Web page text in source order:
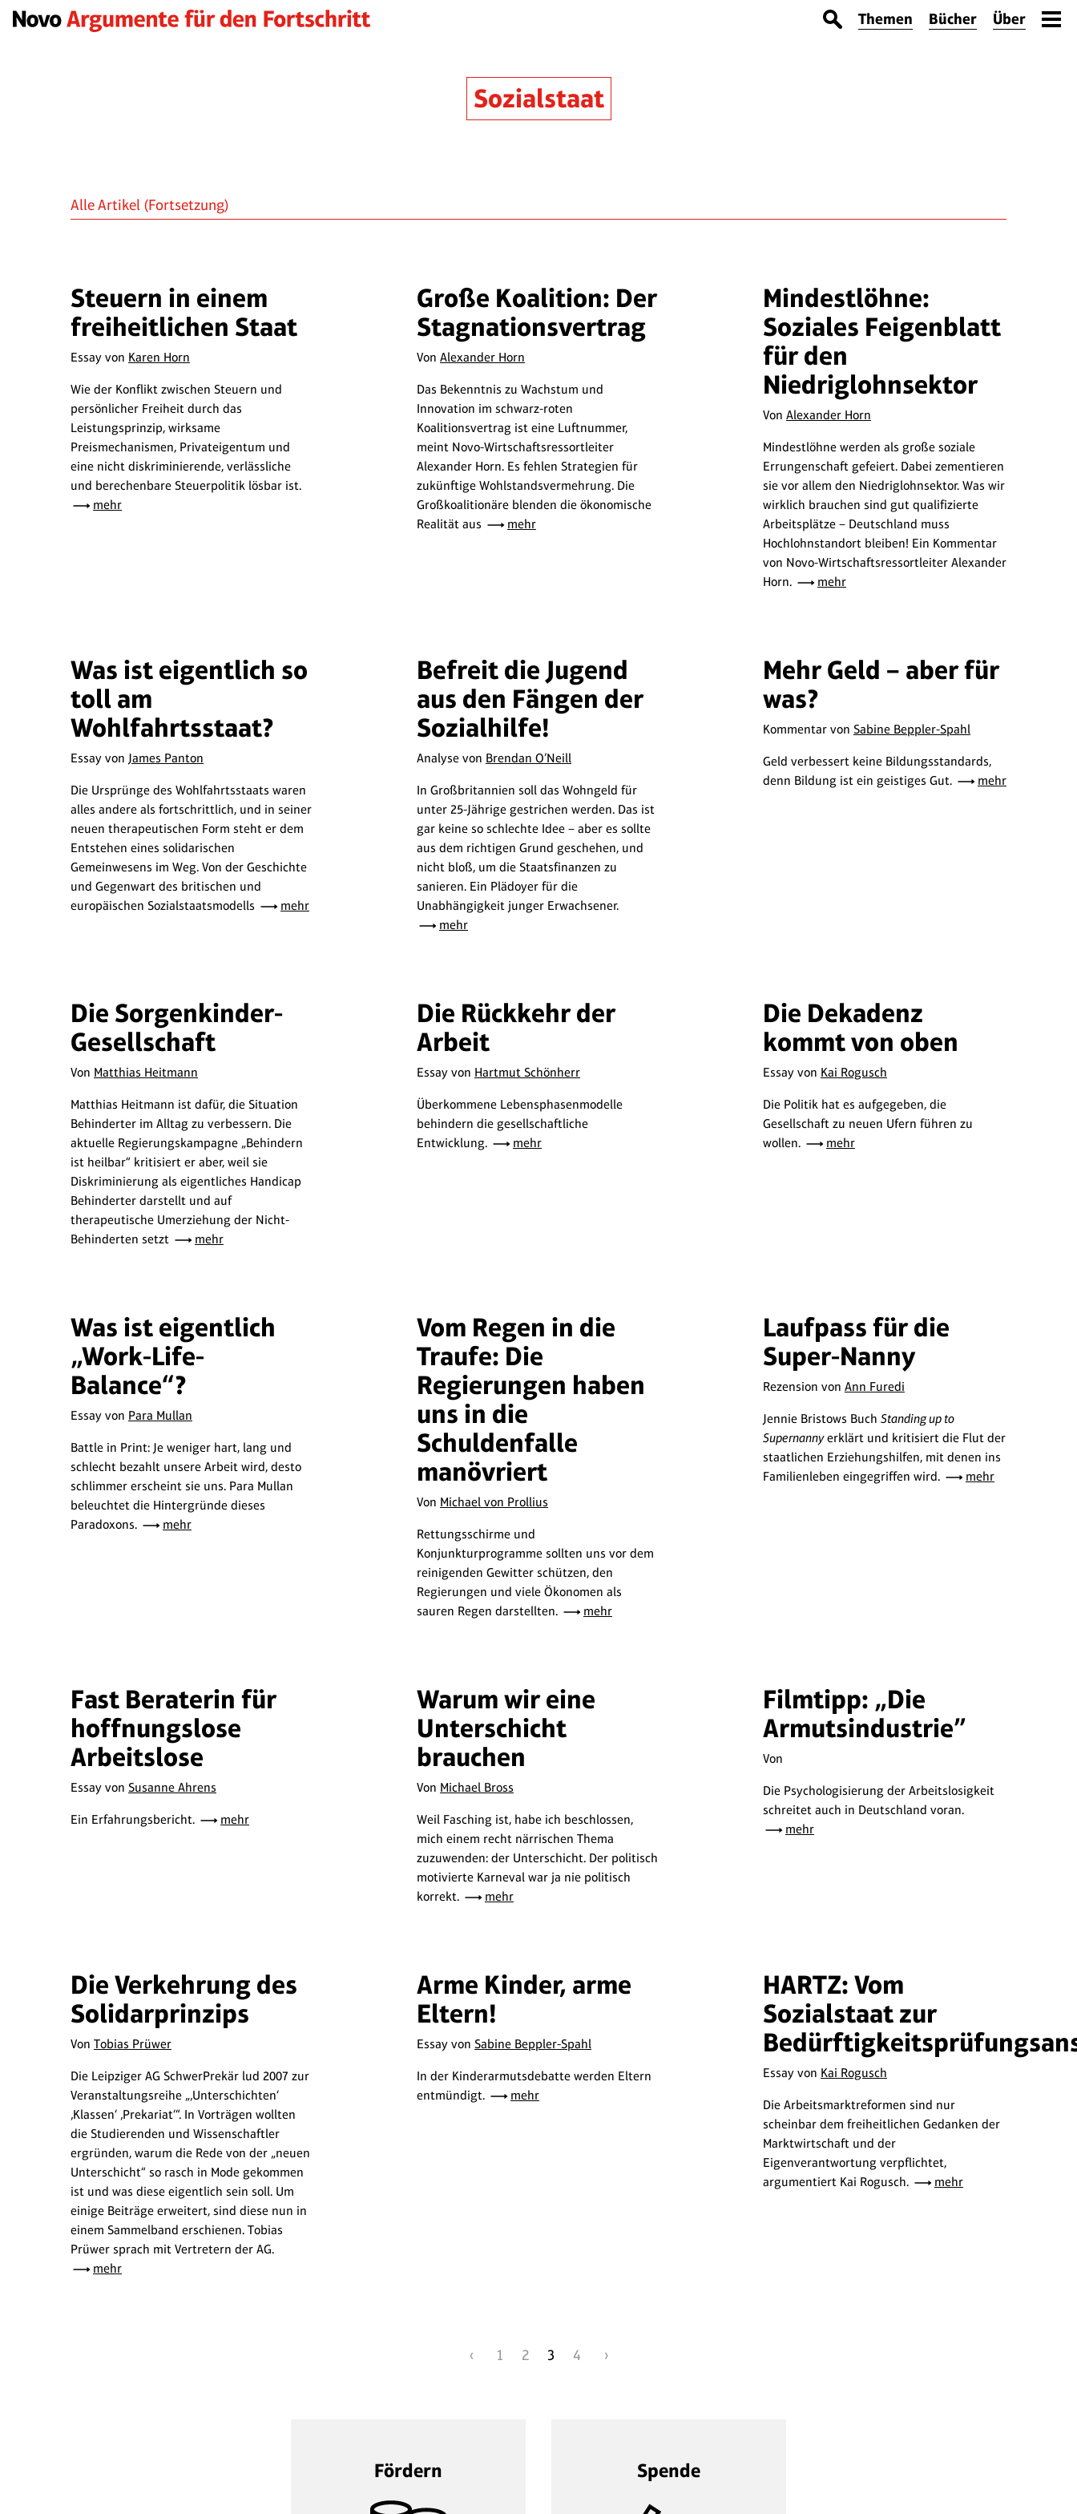
Themen Bücher Über
Sozialstaat
Alle Artikel (Fortsetzung)
Steuern in einem
freiheitlichen Staat
Essay von Karen Horn
Wie der Konflikt zwischen Steuern und
persönlicher Freiheit durch das
Leistungsprinzip, wirksame
Preismechanismen, Privateigentum und
eine nicht diskriminierende, verlässliche
und berechenbare Steuerpolitik lösbar ist.
mehr
Große Koalition: Der
Stagnationsvertrag
Von Alexander Horn
Das Bekenntnis zu Wachstum und
Innovation im schwarz-roten
Koalitionsvertrag ist eine Luftnummer,
meint Novo-Wirtschaftsressortleiter
Alexander Horn. Es fehlen Strategien für
zukünftige Wohlstandsvermehrung. Die
Großkoalitionäre blenden die ökonomische
Realität aus
mehr
Mindestlöhne:
Soziales Feigenblatt
für den
Niedriglohnsektor
Von Alexander Horn
Mindestlöhne werden als große soziale
Errungenschaft gefeiert. Dabei zementieren
sie vor allem den Niedriglohnsektor. Was wir
wirklich brauchen sind gut qualifizierte
Arbeitsplätze – Deutschland muss
Hochlohnstandort bleiben! Ein Kommentar
von Novo-Wirtschaftsressortleiter Alexander
Horn.
mehr
Was ist eigentlich so
toll am
Wohlfahrtsstaat?
Essay von James Panton
Die Ursprünge des Wohlfahrtsstaats waren
alles andere als fortschrittlich, und in seiner
neuen therapeutischen Form steht er dem
Entstehen eines solidarischen
Gemeinwesens im Weg. Von der Geschichte
und Gegenwart des britischen und
europäischen Sozialstaatsmodells
mehr
Befreit die Jugend
aus den Fängen der
Sozialhilfe!
Analyse von Brendan O’Neill
In Großbritannien soll das Wohngeld für
unter 25-Jährige gestrichen werden. Das ist
gar keine so schlechte Idee – aber es sollte
aus dem richtigen Grund geschehen, und
nicht bloß, um die Staatsfinanzen zu
sanieren. Ein Plädoyer für die
Unabhängigkeit junger Erwachsener.
mehr
Mehr Geld – aber für
was?
Kommentar von Sabine Beppler-Spahl
Geld verbessert keine Bildungsstandards,
denn Bildung ist ein geistiges Gut.
mehr
Die Sorgenkinder-
Gesellschaft
Von Matthias Heitmann
Matthias Heitmann ist dafür, die Situation
Behinderter im Alltag zu verbessern. Die
aktuelle Regierungskampagne „Behindern
ist heilbar“ kritisiert er aber, weil sie
Diskriminierung als eigentliches Handicap
Behinderter darstellt und auf
therapeutische Umerziehung der Nicht-
Behinderten setzt
mehr
Die Rückkehr der
Arbeit
Essay von Hartmut Schönherr
Überkommene Lebensphasenmodelle
behindern die gesellschaftliche
Entwicklung.
mehr
Die Dekadenz
kommt von oben
Essay von Kai Rogusch
Die Politik hat es aufgegeben, die
Gesellschaft zu neuen Ufern führen zu
wollen.
mehr
Was ist eigentlich
„Work-Life-
Balance“?
Essay von Para Mullan
Battle in Print: Je weniger hart, lang und
schlecht bezahlt unsere Arbeit wird, desto
schlimmer erscheint sie uns. Para Mullan
beleuchtet die Hintergründe dieses
Paradoxons.
mehr
Vom Regen in die
Traufe: Die
Regierungen haben
uns in die
Schuldenfalle
manövriert
Von Michael von Prollius
Rettungsschirme und
Konjunkturprogramme sollten uns vor dem
reinigenden Gewitter schützen, den
Regierungen und viele Ökonomen als
sauren Regen darstellten.
mehr
Laufpass für die
Super-Nanny
Rezension von Ann Furedi
Jennie Bristows Buch Standing up to
Supernannyerklärt und kritisiert die Flut der
staatlichen Erziehungshilfen, mit denen ins
Familienleben eingegriffen wird.
mehr
Fast Beraterin für
hoffnungslose
Arbeitslose
Essay von Susanne Ahrens
Ein Erfahrungsbericht. mehr
Warum wir eine
Unterschicht
brauchen
Von Michael Bross
Weil Fasching ist, habe ich beschlossen,
mich einem recht närrischen Thema
zuzuwenden: der Unterschicht. Der politisch
motivierte Karneval war ja nie politisch
korrekt.
mehr
Filmtipp: „Die
Armutsindustrie”
Von
Die Psychologisierung der Arbeitslosigkeit
schreitet auch in Deutschland voran.
mehr
Die Verkehrung des
Solidarprinzips
Von Tobias Prüwer
Die Leipziger AG SchwerPrekär lud 2007 zur
Veranstaltungsreihe „‚Unterschichten‘
‚Klassen‘ ‚Prekariat‘“. In Vorträgen wollten
die Studierenden und Wissenschaftler
ergründen, warum die Rede von der „neuen
Unterschicht“ so rasch in Mode gekommen
ist und was diese eigentlich sein soll. Um
einige Beiträge erweitert, sind diese nun in
einem Sammelband erschienen. Tobias
Prüwer sprach mit Vertretern der AG.
mehr
Arme Kinder, arme
Eltern!
Essay von Sabine Beppler-Spahl
In der Kinderarmutsdebatte werden Eltern
entmündigt.
mehr
HARTZ: Vom
Sozialstaat zur
Essay von Kai Rogusch
Die Arbeitsmarktreformen sind nur
scheinbar dem freiheitlichen Gedanken der
Marktwirtschaft und der
Eigenverantwortung verpflichtet,
argumentiert Kai Rogusch.
mehr
‹ 1 2 3 4 ›
Fördern Spende